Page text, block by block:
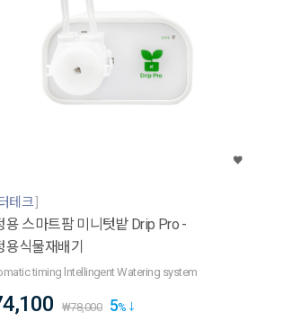
테크
용 스마트팜 미니텃밭 Drip Pro -
용식물재배기
timing lntellingent Watering system
₩78,000 5%